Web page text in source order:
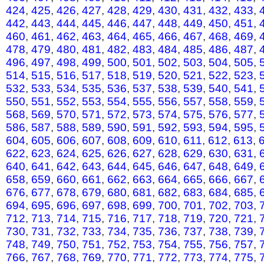
424, 425, 426, 427, 428, 429, 430, 431, 432, 433,
442, 443, 444, 445, 446, 447, 448, 449, 450, 451,
460, 461, 462, 463, 464, 465, 466, 467, 468, 469,
478, 479, 480, 481, 482, 483, 484, 485, 486, 487,
496, 497, 498, 499, 500, 501, 502, 503, 504, 505,
514, 515, 516, 517, 518, 519, 520, 521, 522, 523,
532, 533, 534, 535, 536, 537, 538, 539, 540, 541,
550, 551, 552, 553, 554, 555, 556, 557, 558, 559,
568, 569, 570, 571, 572, 573, 574, 575, 576, 577,
586, 587, 588, 589, 590, 591, 592, 593, 594, 595,
604, 605, 606, 607, 608, 609, 610, 611, 612, 613,
622, 623, 624, 625, 626, 627, 628, 629, 630, 631,
640, 641, 642, 643, 644, 645, 646, 647, 648, 649,
658, 659, 660, 661, 662, 663, 664, 665, 666, 667,
676, 677, 678, 679, 680, 681, 682, 683, 684, 685,
694, 695, 696, 697, 698, 699, 700, 701, 702, 703,
712, 713, 714, 715, 716, 717, 718, 719, 720, 721,
730, 731, 732, 733, 734, 735, 736, 737, 738, 739,
748, 749, 750, 751, 752, 753, 754, 755, 756, 757,
766, 767, 768, 769, 770, 771, 772, 773, 774, 775,